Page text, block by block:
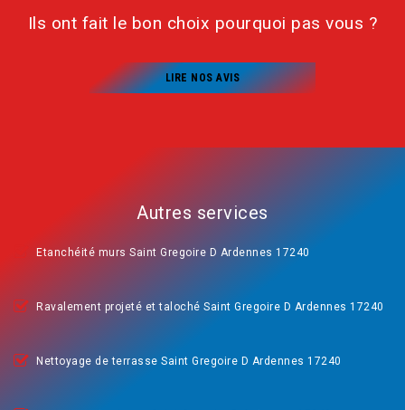
Ils ont fait le bon choix pourquoi pas vous ?
LIRE NOS AVIS
Autres services
Etanchéité murs Saint Gregoire D Ardennes 17240
Ravalement projeté et taloché Saint Gregoire D Ardennes 17240
Nettoyage de terrasse Saint Gregoire D Ardennes 17240